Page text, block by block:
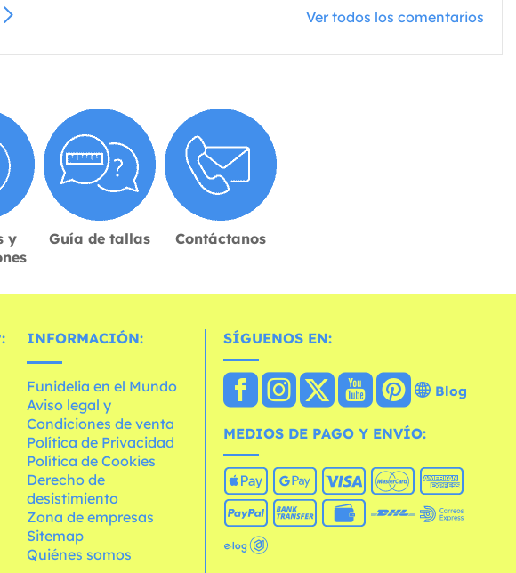
Ver todos los comentarios
y
Guía de tallas Contáctanos
INFORMACIÓN:
Funidelia en el Mundo
Aviso legal y
Condiciones de venta
Política de Privacidad
Política de Cookies
Derecho de
desistimiento
Zona de empresas
Sitemap
Quiénes somos
SÍGUENOS EN:
Blog
MEDIOS DE PAGO Y ENVÍO: